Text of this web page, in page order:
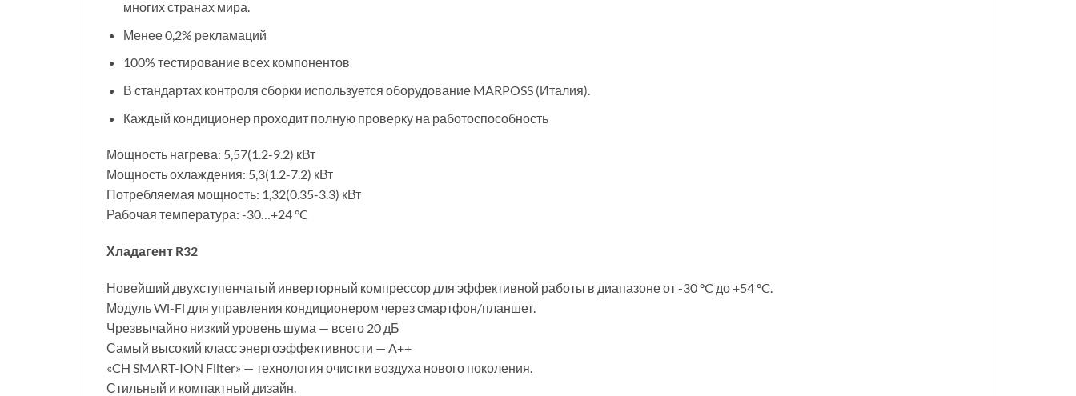
многих странах мира.
Менее 0,2% рекламаций
100% тестирование всех компонентов
В стандартах контроля сборки используется оборудование MARPOSS (Италия).
Каждый кондиционер проходит полную проверку на работоспособность
Мощность нагрева: 5,57(1.2-9.2) кВт
Мощность охлаждения: 5,3(1.2-7.2) кВт
Потребляемая мощность: 1,32(0.35-3.3) кВт
Рабочая температура: -30…+24 °C
Хладагент R32
Новейший двухступенчатый инверторный компрессор для эффективной работы в диапазоне от -30 °C до +54 °C.
Модуль Wi-Fi для управления кондиционером через смартфон/планшет.
Чрезвычайно низкий уровень шума — всего 20 дБ
Самый высокий класс энергоэффективности — A++
«CH SMART-ION Filter» — технология очистки воздуха нового поколения.
Стильный и компактный дизайн.